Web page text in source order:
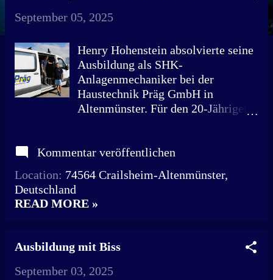
September 05, 2025
Henry Hohenstein absolvierte seine
Ausbildung als SHK-
Anlagenmechaniker bei der
Haustechnik Präg GmbH in
Altenmünster. Für den 20-Jährigen
schon mit 14 Jahren, dass ich ins
Hohenstein aus Altenmünster. Am
seine Ausbildung zum
Heizungs- und Klimatechnik (SHK)
bei der Haustechnik Präg GmbH
erfolgreich abgeschlossen – sogar in
Kommentar veröffentlichen
Location: 74564 Crailsheim-Altenmünster,
Deutschland
READ MORE »
Ausbildung mit Biss
September 03, 2025